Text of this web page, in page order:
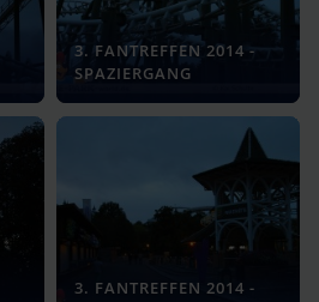
3. FANTREFFEN 2014 -
SPAZIERGANG
3. FANTREFFEN 2014 -